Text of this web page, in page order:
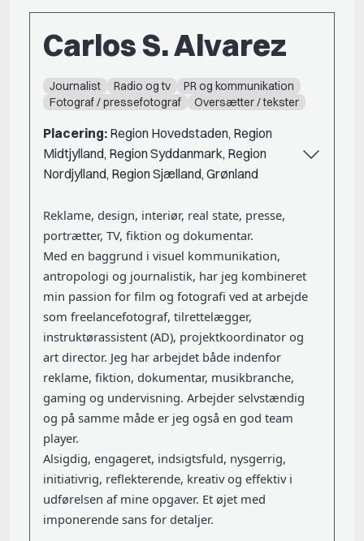
Carlos S. Alvarez
Journalist Radio og tv
PR og kommunikation
Fotograf / pressefotograf
Oversætter / tekster
Placering: Region Hovedstaden, Region
Midtjylland, Region Syddanmark, Region
Nordjylland, Region Sjælland, Grønland
Reklame, design, interiør, real state, presse,
portrætter, TV, fiktion og dokumentar.
Med en baggrund i visuel kommunikation,
antropologi og journalistik, har jeg kombineret
min passion for film og fotografi ved at arbejde
som freelancefotograf, tilrettelægger,
instruktørassistent (AD), projektkoordinator og
art director. Jeg har arbejdet både indenfor
reklame, fiktion, dokumentar, musikbranche,
gaming og undervisning. Arbejder selvstændig
og på samme måde er jeg også en god team
player.
Alsigdig, engageret, indsigtsfuld, nysgerrig,
initiativrig, reflekterende, kreativ og effektiv i
udførelsen af mine opgaver. Et øjet med
imponerende sans for detaljer.